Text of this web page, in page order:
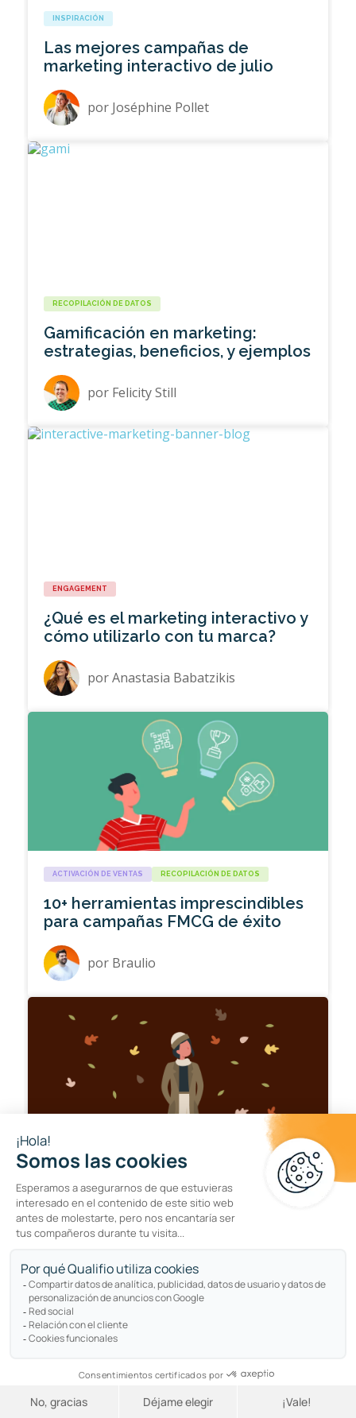
INSPIRACIÓN
Las mejores campañas de
marketing interactivo de julio
por Joséphine Pollet
RECOPILACIÓN DE DATOS
Gamificación en marketing:
estrategias, beneficios, y ejemplos
por Felicity Still
ENGAGEMENT
¿Qué es el marketing interactivo y
cómo utilizarlo con tu marca?
porAnastasia Babatzikis
ACTIVACIÓN DE VENTAS RECOPILACIÓN DE DATOS
10+ herramientas imprescindibles
para campañas FMCG de éxito
por Braulio
INSPIRACIÓN
Campañas de marketing de
otoño: ideas para el Black Friday,
la vuelta al cole, Halloween, y más
porJoséphine Pollet